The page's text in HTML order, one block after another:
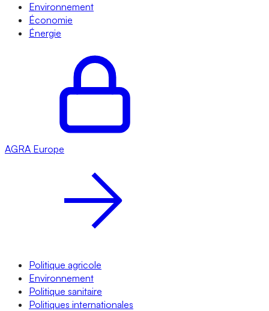
Environnement
Économie
Énergie
AGRA Europe
Politique agricole
Environnement
Politique sanitaire
Politiques internationales